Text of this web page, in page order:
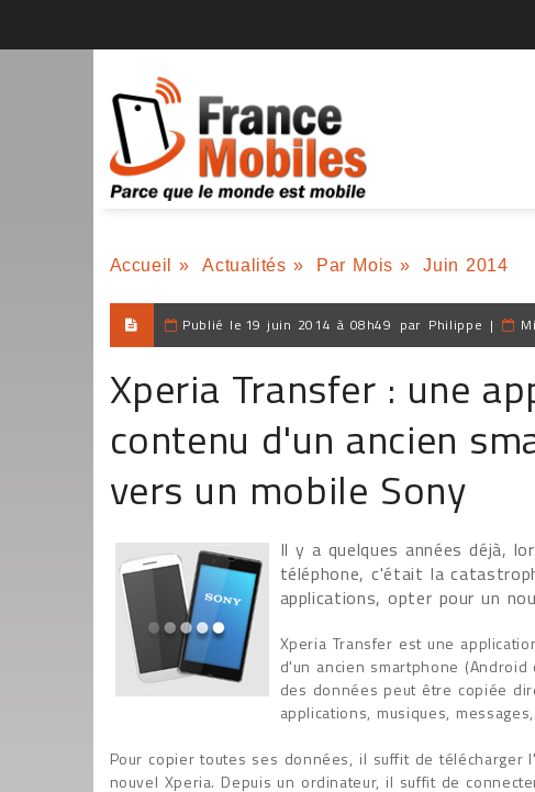
Accueil » Actualités » Par Mois » Juin 2014
Publié le 19 juin 2014 à 08h49 par Philippe |
Xperia Transfer : une
contenu d'un ancien
vers un mobile Sony
Il y a quelques années déjà,
téléphone, c'était la
applications, opter pour un
Xperia Transfer est une
d'un ancien smartphone (Android
des données peut être copiée
applications, musiques,
Pour copier toutes ses données, il suffit de
nouvel Xperia. Depuis un ordinateur, il suffit de